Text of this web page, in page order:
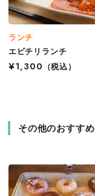
ランチ
エビチリランチ
¥1,300
（税込）
その他のおすすめ